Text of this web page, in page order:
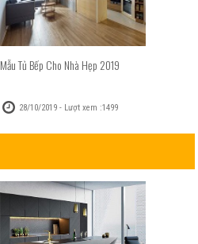
Mẫu Tủ Bếp Cho Nhà Hẹp 2019
28/10/2019 - Lượt xem :1499